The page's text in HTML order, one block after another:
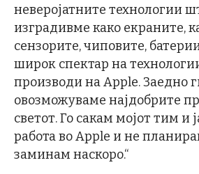
неверојатните технологии
изградивме како екраните,
сензорите, чиповите,
широк спектар на
производи на Apple. Заедно
овозможуваме најдобрите
светот. Го сакам мојот тим и
работа во Apple и не
заминам наскоро.“